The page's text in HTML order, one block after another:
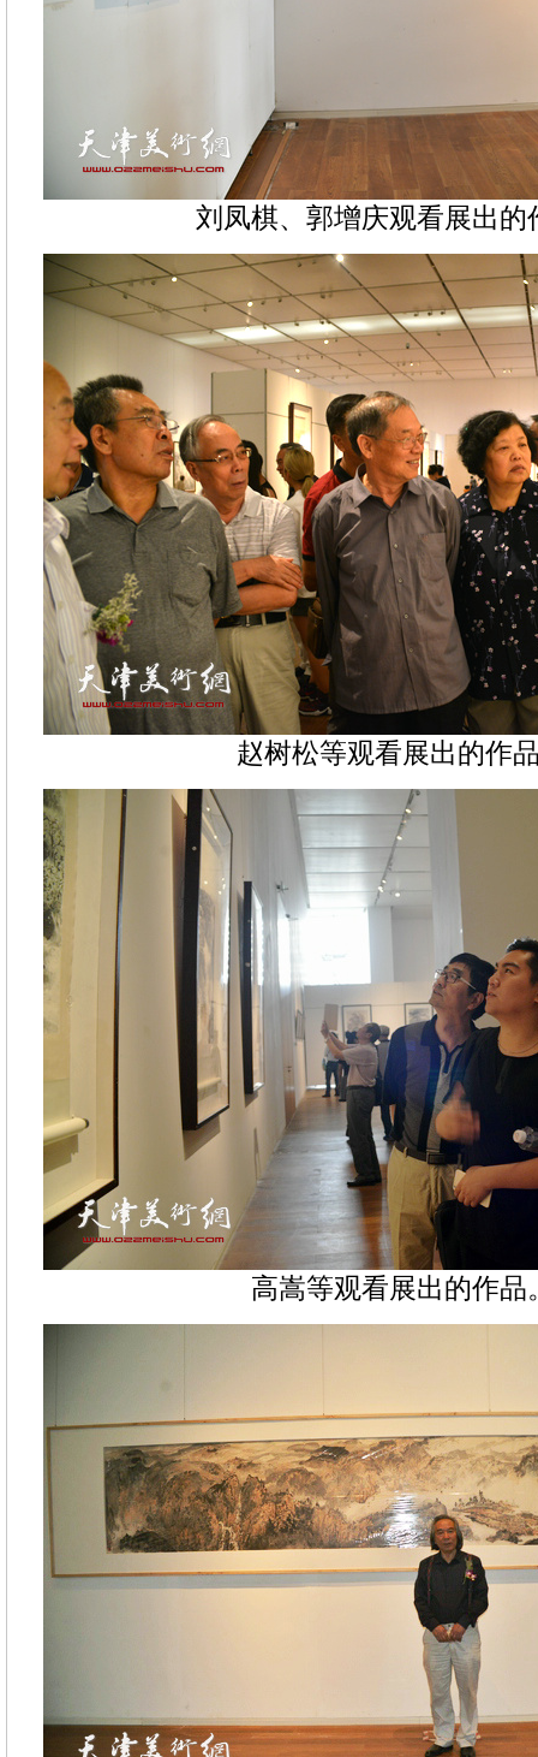
刘凤棋、郭增庆观看展出的
赵树松等观看展出的作
高嵩等观看展出的作品